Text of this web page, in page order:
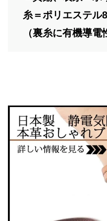
糸＝ポリエステル
（裏糸に有機導電